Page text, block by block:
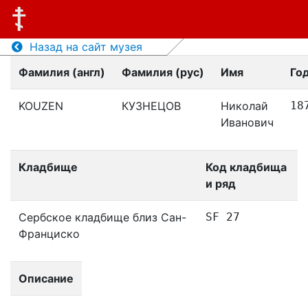
Назад на сайт музея
Фамилия (англ)
Фамилия (рус) Имя
KOUZEN КУЗНЕЦОВ
Николай
Иванович
Кладбище
Код кладбища
и ряд
Сербское кладбище близ Сан-
Франциско
SF 27
Описание